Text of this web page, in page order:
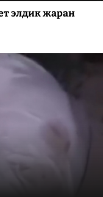
элдик жаран